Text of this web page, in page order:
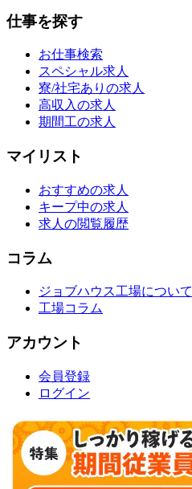
仕事を探す
お仕事検索
スペシャル求人
寮/社宅ありの求人
高収入の求人
期間工の求人
マイリスト
おすすめの求人
キープ中の求人
求人の閲覧履歴
コラム
ジョブハウス工場について
工場コラム
アカウント
会員登録
ログイン